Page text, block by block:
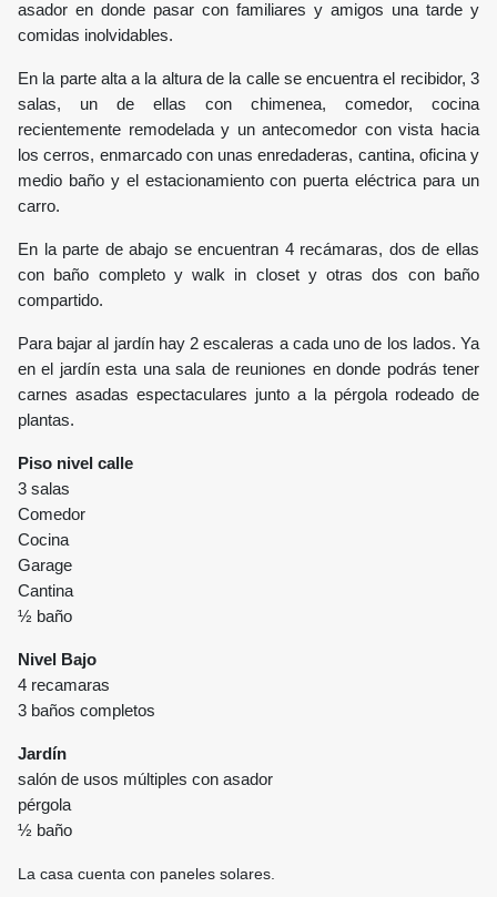
asador en donde pasar con familiares y amigos una tarde y
comidas inolvidables.
En la parte alta a la altura de la calle se encuentra el recibidor, 3
salas, un de ellas con chimenea, comedor, cocina
recientemente remodelada y un antecomedor con vista hacia
los cerros, enmarcado con unas enredaderas, cantina, oficina y
medio baño y el estacionamiento con puerta eléctrica para un
carro.
En la parte de abajo se encuentran 4 recámaras, dos de ellas
con baño completo y walk in closet y otras dos con baño
compartido.
Para bajar al jardín hay 2 escaleras a cada uno de los lados. Ya
en el jardín esta una sala de reuniones en donde podrás tener
carnes asadas espectaculares junto a la pérgola rodeado de
plantas.
Piso nivel calle
3 salas
Comedor
Cocina
Garage
Cantina
½ baño
Nivel Bajo
4 recamaras
3 baños completos
Jardín
salón de usos múltiples con asador
pérgola
½ baño
La casa cuenta con paneles solares.